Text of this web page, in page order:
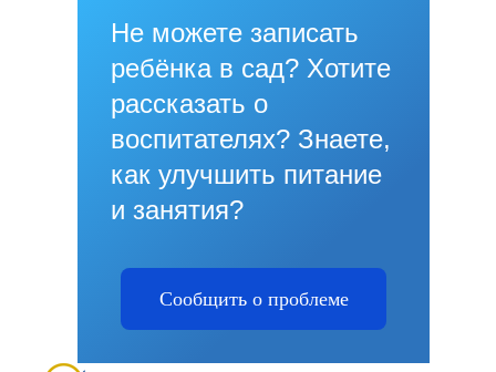
Не можете записать
ребёнка в сад? Хотите
рассказать о
воспитателях? Знаете,
как улучшить питание
и занятия?
Сообщить о проблеме